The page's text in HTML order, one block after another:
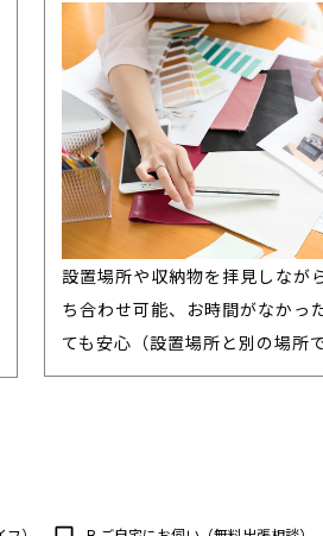
設置場所や収納物を拝見しなが
ち合わせ可能、お時間がなかっ
ても安心（設置場所と別の場所